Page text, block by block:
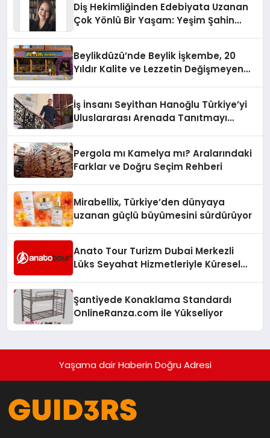
Diş Hekimliğinden Edebiyata Uzanan
Çok Yönlü Bir Yaşam: Yeşim Şahin
Beylikdüzü’nde Beylik İşkembe, 20
Yıldır Kalite ve Lezzetin Değişmeyen
İş İnsanı Seyithan Hanoğlu Türkiye’yi
Uluslararası Arenada Tanıtmayı
Pergola mı Kamelya mı? Aralarındaki
Farklar ve Doğru Seçim Rehberi
Mirabellix, Türkiye’den dünyaya
uzanan güçlü büyümesini sürdürüyor
Anato Tour Turizm Dubai Merkezli
Lüks Seyahat Hizmetleriyle Küresel
Şantiyede Konaklama Standardı
OnlineRanza.com İle Yükseliyor
Yaşama dair Haberin Doğru Adresi